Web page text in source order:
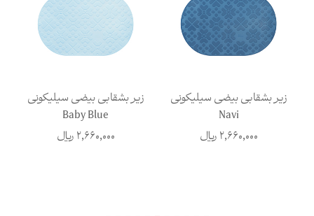
زیر بشقابی بیضی سیلیکونی
Navi
2,660,000ریال
زیر بشقابی بیضی سیلیکونی
Baby Blue
2,660,000ریال